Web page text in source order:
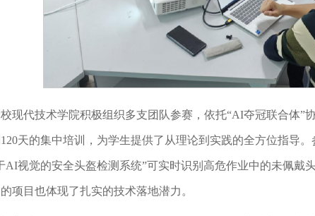
现代技术学院积极组织多支团队参赛，依托“AI夺冠联合体”
天的集中培训，为学生提供了从理论到实践的全方位指导
AI视觉的安全头盔检测系统”可实时识别高危作业中的未佩戴
项目也体现了扎实的技术落地潜力。